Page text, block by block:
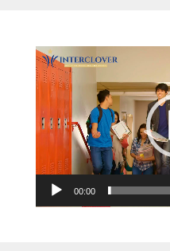
Видеоплеер
00:00